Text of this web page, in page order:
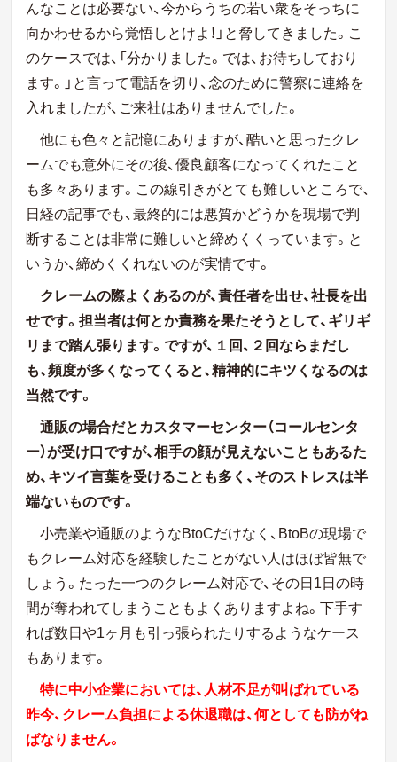
んなことは必要ない、今からうちの若い衆をそっちに
向かわせるから覚悟しとけよ！」と脅してきました。こ
のケースでは、「分かりました。では、お待ちしており
ます。」と言って電話を切り、念のために警察に連絡を
入れましたが、ご来社はありませんでした。
他にも色々と記憶にありますが、酷いと思ったクレ
ームでも意外にその後、優良顧客になってくれたこと
も多々あります。この線引きがとても難しいところで、
日経の記事でも、最終的には悪質かどうかを現場で判
断することは非常に難しいと締めくくっています。と
いうか、締めくくれないのが実情です。
クレームの際よくあるのが、責任者を出せ、社長を出
せです。担当者は何とか責務を果たそうとして、ギリギ
リまで踏ん張ります。ですが、１回、２回ならまだし
も、頻度が多くなってくると、精神的にキツくなるのは
当然です。
通販の場合だとカスタマーセンター（コールセンタ
ー）が受け口ですが、相手の顔が見えないこともあるた
め、キツイ言葉を受けることも多く、そのストレスは半
端ないものです。
小売業や通販のようなBtoCだけなく、BtoBの現場で
もクレーム対応を経験したことがない人はほぼ皆無で
しょう。たった一つのクレーム対応で、その日1日の時
間が奪われてしまうこともよくありますよね。下手す
れば数日や1ヶ月も引っ張られたりするようなケース
もあります。
特に中小企業においては、人材不足が叫ばれている
昨今、クレーム負担による休退職は、何としても防がね
ばなりません。